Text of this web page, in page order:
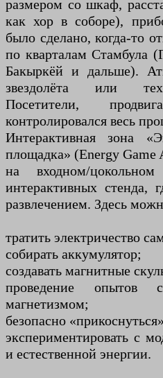
размером со шкаф,
как хор в соборе),
было сделано, когда-то
по кварталам Стамбула
Бакыркёй и дальше).
звездолёта или
Посетители,
контролировался весь
Интерактивная зона
площадка» (Energy Game
на входном/
интерактивных стенда,
развлечением. Здесь
тратить электричество
собирать аккумулятор;
создавать магнитные
проведение опытов
магнетизмом;
безопасно
экспериментировать с
и естественной энергии.